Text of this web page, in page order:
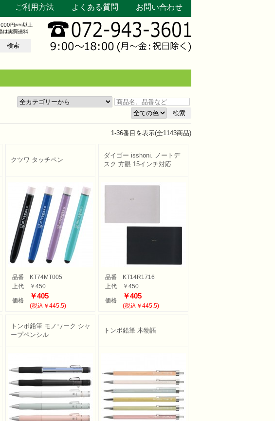
ご利用方法 よくある質問 お問い合わせ
検索
検索
1-36番目を表示(全1143商品)
クツワ タッチペン
品番
KT74MT005
上代
￥450
価格
￥405
(税込￥445.5)
ダイゴー isshoni. ノートデ
スク 方眼 15インチ対応
品番
KT14R1716
上代
￥450
価格
￥405
(税込￥445.5)
トンボ鉛筆 モノワーク シャ
ープペンシル
トンボ鉛筆 木物語